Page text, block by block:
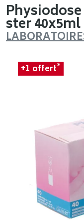
ster 40x5ml
+1 offert*